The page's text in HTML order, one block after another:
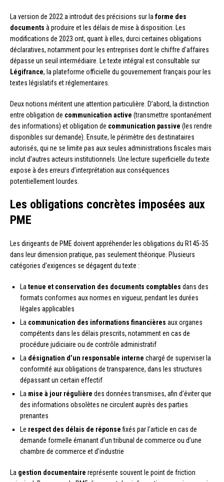
La version de 2022 a introduit des précisions sur la forme des
documents à produire et les délais de mise à disposition. Les
modifications de 2023 ont, quant à elles, durci certaines obligations
déclaratives, notamment pour les entreprises dont le chiffre d’affaires
dépasse un seuil intermédiaire. Le texte intégral est consultable sur
Légifrance, la plateforme officielle du gouvernement français pour les
textes législatifs et réglementaires.
Deux notions méritent une attention particulière. D’abord, la distinction
entre obligation de communication active (transmettre spontanément
des informations) et obligation de communication passive (les rendre
disponibles sur demande). Ensuite, le périmètre des destinataires
autorisés, qui ne se limite pas aux seules administrations fiscales mais
inclut d’autres acteurs institutionnels. Une lecture superficielle du texte
expose à des erreurs d’interprétation aux conséquences
potentiellement lourdes.
Les obligations concrètes imposées aux
PME
Les dirigeants de PME doivent appréhender les obligations du R145-35
dans leur dimension pratique, pas seulement théorique. Plusieurs
catégories d’exigences se dégagent du texte :
La tenue et conservation des documents comptables dans des
formats conformes aux normes en vigueur, pendant les durées
légales applicables
La communication des informations financières aux organes
compétents dans les délais prescrits, notamment en cas de
procédure judiciaire ou de contrôle administratif
La désignation d’un responsable interne chargé de superviser la
conformité aux obligations de transparence, dans les structures
dépassant un certain effectif
La mise à jour régulière des données transmises, afin d’éviter que
des informations obsolètes ne circulent auprès des parties
prenantes
Le respect des délais de réponsefixés par l’article en cas de
demande formelle émanant d’un tribunal de commerce ou d’une
chambre de commerce et d’industrie
La gestion documentaire représente souvent le point de friction